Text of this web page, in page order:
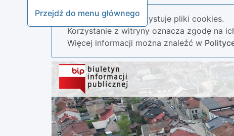
Przejdź do menu głównego
Nasza strona wykorzystuje pliki cookies.
Korzystanie z witryny oznacza zgodę na
Więcej informacji można znaleźć w